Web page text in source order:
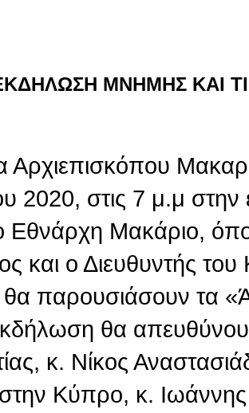
ΕΚΔΗΛΩΣΗ ΜΝΗΜΗΣ ΚΑΙ
Αρχιεπισκόπου
2020, στις 7 μ.μ
Εθνάρχη Μακάριο,
και ο Διευθυντής
παρουσιάσουν τα
θα
κ. Νίκος
Κύπρο, κ.